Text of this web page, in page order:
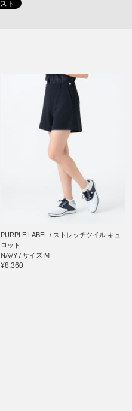
PURPLE LABEL / ストレッチツイル キュ
ロット
NAVY / サイズ M
¥8,360